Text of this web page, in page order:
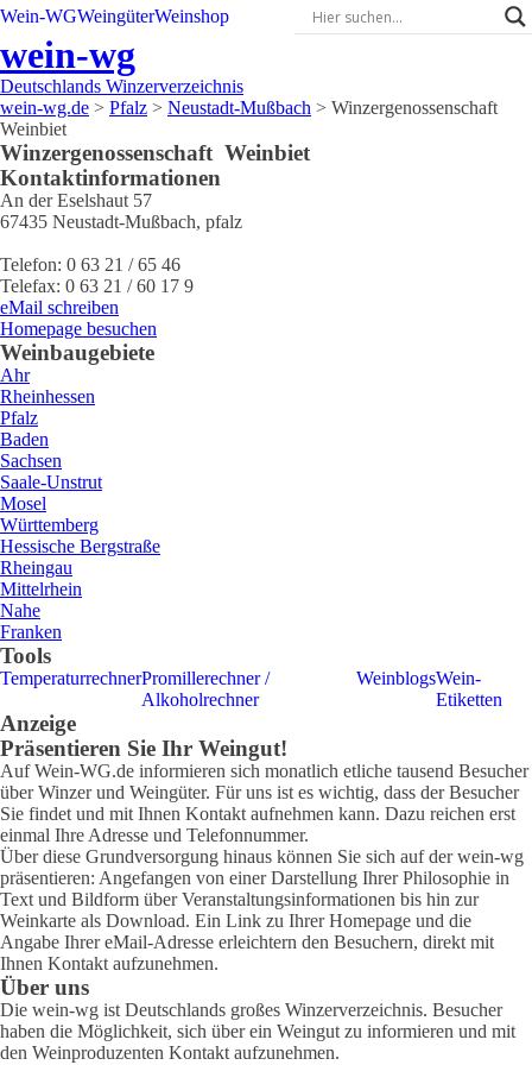
Wein-WGWeingüterWeinshop
wein-wg
Deutschlands Winzerverzeichnis
wein-wg.de > Pfalz > Neustadt-Mußbach > Winzergenossenschaft
Weinbiet
Winzergenossenschaft Weinbiet
Kontaktinformationen
An der Eselshaut 57
67435 Neustadt-Mußbach, pfalz
Telefon: 0 63 21 / 65 46
Telefax: 0 63 21 / 60 17 9
eMail schreiben
Homepage besuchen
Weinbaugebiete
Ahr
Rheinhessen
Pfalz
Baden
Sachsen
Saale-Unstrut
Mosel
Württemberg
Hessische Bergstraße
Rheingau
Mittelrhein
Nahe
Franken
Tools
TemperaturrechnerPromillerechner /
Alkoholrechner
WeinblogsWein-
Etiketten
Anzeige
Präsentieren Sie Ihr Weingut!
Auf Wein-WG.de informieren sich monatlich etliche tausend Besucher
über Winzer und Weingüter. Für uns ist es wichtig, dass der Besucher
Sie findet und mit Ihnen Kontakt aufnehmen kann. Dazu reichen erst
einmal Ihre Adresse und Telefonnummer.
Über diese Grundversorgung hinaus können Sie sich auf der wein-wg
präsentieren: Angefangen von einer Darstellung Ihrer Philosophie in
Text und Bildform über Veranstaltungsinformationen bis hin zur
Weinkarte als Download. Ein Link zu Ihrer Homepage und die
Angabe Ihrer eMail-Adresse erleichtern den Besuchern, direkt mit
Ihnen Kontakt aufzunehmen.
Über uns
Die wein-wg ist Deutschlands großes Winzerverzeichnis. Besucher
haben die Möglichkeit, sich über ein Weingut zu informieren und mit
den Weinproduzenten Kontakt aufzunehmen.